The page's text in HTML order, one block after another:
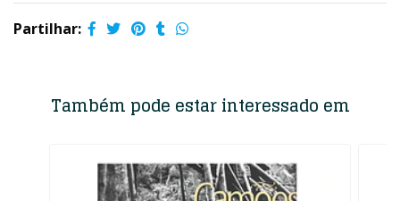
Partilhar:
Também pode estar interessado em